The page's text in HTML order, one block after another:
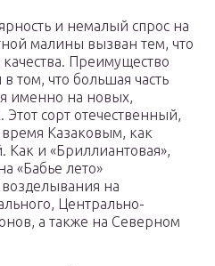
и немалый спрос на
малины вызван тем, что
Преимущество
том, что большая часть
именно на новых,
Этот сорт отечественный,
Казаковым, как
и «Бриллиантовая»,
«Бабье лето»
на
Центрально-
а также на Северном